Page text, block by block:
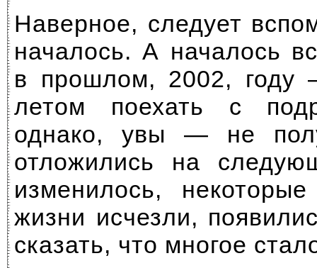
Наверное, следует
началось. А началось
в прошлом, 2002, году
летом поехать с
однако, увы — не
отложились на
изменилось,
жизни исчезли,
сказать, что многое